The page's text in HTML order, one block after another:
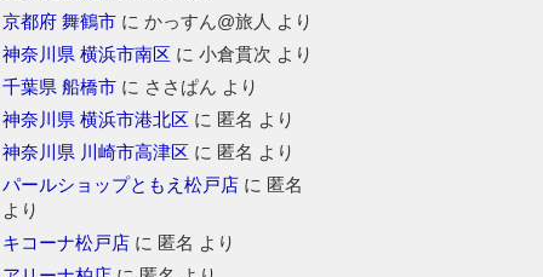
京都府 舞鶴市 にかっすん@旅人 より
神奈川県 横浜市南区 に小倉貫次 より
千葉県 船橋市 に ささぱん より
神奈川県 横浜市港北区 に 匿名 より
神奈川県 川崎市高津区 に 匿名 より
パールショップともえ松戸店 に 匿名
より
キコーナ松戸店 に 匿名 より